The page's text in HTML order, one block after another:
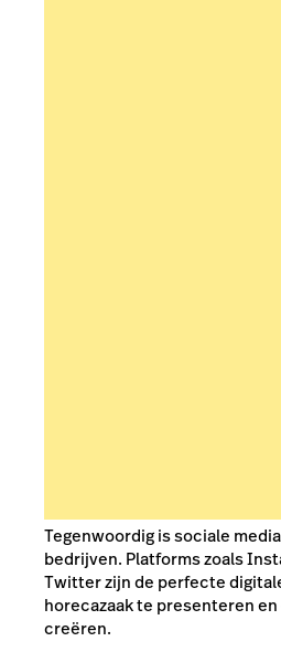
Tegenwoordig is sociale
bedrijven. Platforms zoals
Twitter zijn de perfecte
horecazaak te presenteren
creëren.